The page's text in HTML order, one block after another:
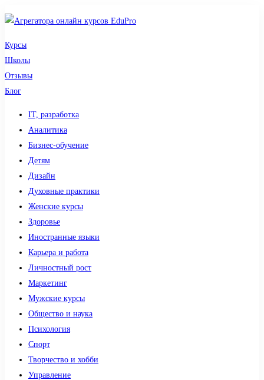
Курсы
Школы
Отзывы
Блог
IT, разработка
Аналитика
Бизнес-обучение
Детям
Дизайн
Духовные практики
Женские курсы
Здоровье
Иностранные языки
Карьера и работа
Личностный рост
Маркетинг
Мужские курсы
Общество и наука
Психология
Спорт
Творчество и хобби
Управление